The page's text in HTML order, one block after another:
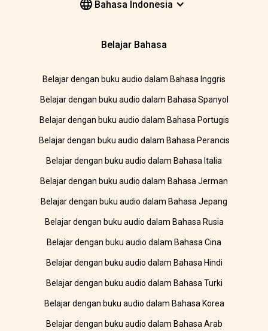
Bahasa Indonesia
Belajar Bahasa
Belajar dengan buku audio dalam Bahasa Inggris
Belajar dengan buku audio dalam Bahasa Spanyol
Belajar dengan buku audio dalam Bahasa Portugis
Belajar dengan buku audio dalam Bahasa Perancis
Belajar dengan buku audio dalam Bahasa Italia
Belajar dengan buku audio dalam Bahasa Jerman
Belajar dengan buku audio dalam Bahasa Jepang
Belajar dengan buku audio dalam Bahasa Rusia
Belajar dengan buku audio dalam Bahasa Cina
Belajar dengan buku audio dalam Bahasa Hindi
Belajar dengan buku audio dalam Bahasa Turki
Belajar dengan buku audio dalam Bahasa Korea
Belajar dengan buku audio dalam Bahasa Arab